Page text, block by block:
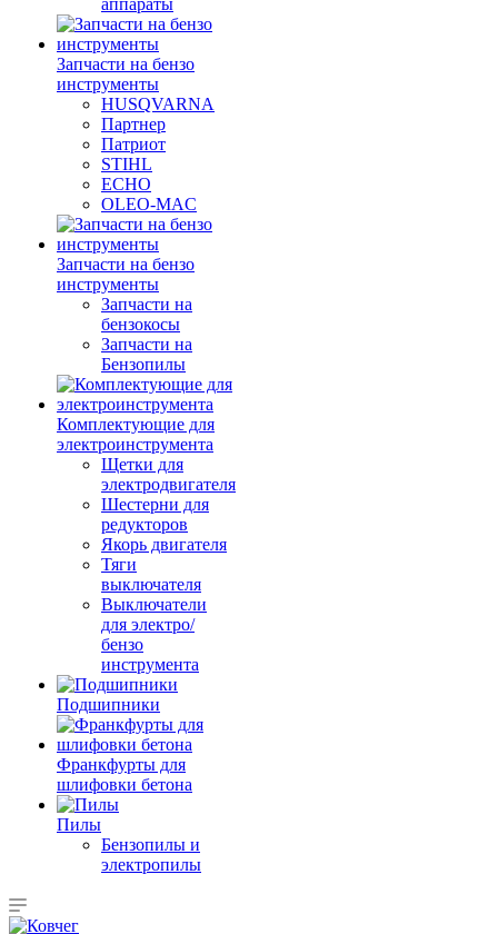
аппараты
Запчасти на бензо
инструменты
HUSQVARNA
Партнер
Патриот
STIHL
ECHO
OLEO-MAC
Запчасти на бензо
инструменты
Запчасти на
бензокосы
Запчасти на
Бензопилы
Комплектующие для
электроинструмента
Щетки для
электродвигателя
Шестерни для
редукторов
Якорь двигателя
Тяги
выключателя
Выключатели
для электро/
бензо
инструмента
Подшипники
Франкфурты для
шлифовки бетона
Пилы
Бензопилы и
электропилы